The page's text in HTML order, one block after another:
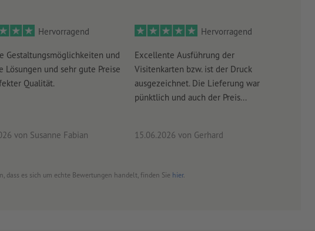
Hervorragend
Gestaltungsmöglichkeiten und
Lösungen und sehr gute Preise
Qualität.
von Susanne Fabian
Hervorragend
Excellente Ausführung der
Visitenkarten bzw. ist der Druck
ausgezeichnet. Die Lieferung war
pünktlich und auch der Preis...
15.06.2026 von Gerhard
es sich um echte Bewertungen handelt, finden Sie hier.